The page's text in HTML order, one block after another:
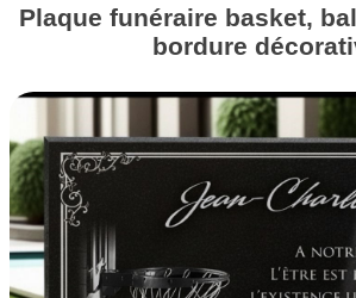
Plaque funéraire basket,
bordure